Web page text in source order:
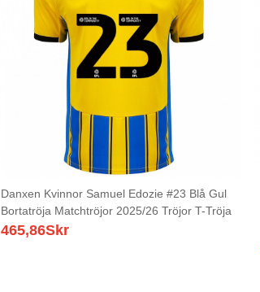
Danxen Kvinnor Samuel Edozie #23 Blå Gul
Bortatröja Matchtröjor 2025/26 Tröjor T-Tröja
465,86Skr